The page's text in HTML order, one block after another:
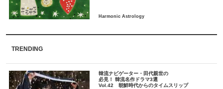
TRENDING
韓流ナビゲーター・田代親世の
必見！ 韓流名作ドラマ3選
Vol.42 朝鮮時代からのタイムスリップ